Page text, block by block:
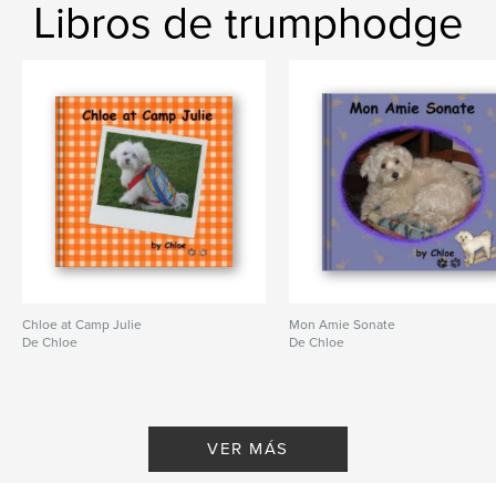
Libros de trumphodge
Chloe at Camp Julie
De Chloe
Mon Amie Sonate
De Chloe
VER MÁS